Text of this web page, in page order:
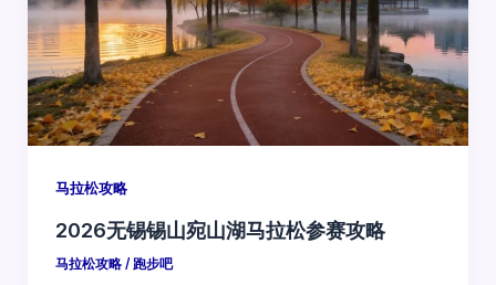
马拉松攻略
2026无锡锡山宛山湖马拉松参赛攻略
马拉松攻略/ 跑步吧